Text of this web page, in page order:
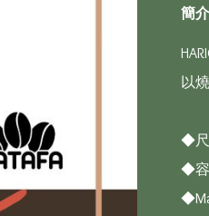
簡介
以
◆尺
◆容